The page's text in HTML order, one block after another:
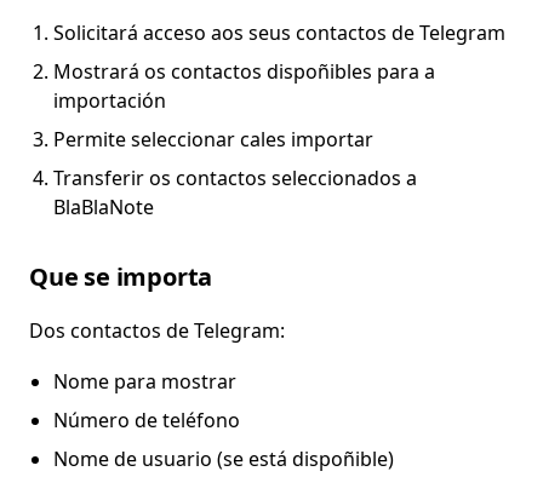
Solicitará acceso aos seus contactos de Telegram
Mostrará os contactos dispoñibles para a
importación
Permite seleccionar cales importar
Transferir os contactos seleccionados a
BlaBlaNote
Que se importa
Dos contactos de Telegram:
Nome para mostrar
Número de teléfono
Nome de usuario (se está dispoñible)